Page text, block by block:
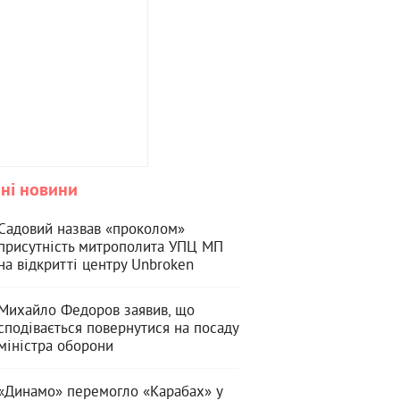
новини
назвав «проколом»
митрополита УПЦ МП
відкритті центру Unbroken
Федоров заявив, що
повернутися на посаду
оборони
перемогло «Карабах» у